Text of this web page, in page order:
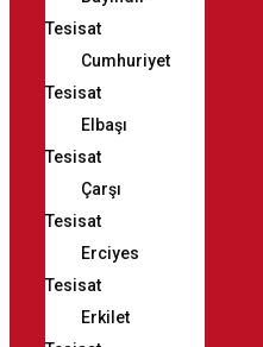
Tesisat
Cumhuriyet
Tesisat
Elbaşı
Tesisat
Çarşı
Tesisat
Erciyes
Tesisat
Erkilet